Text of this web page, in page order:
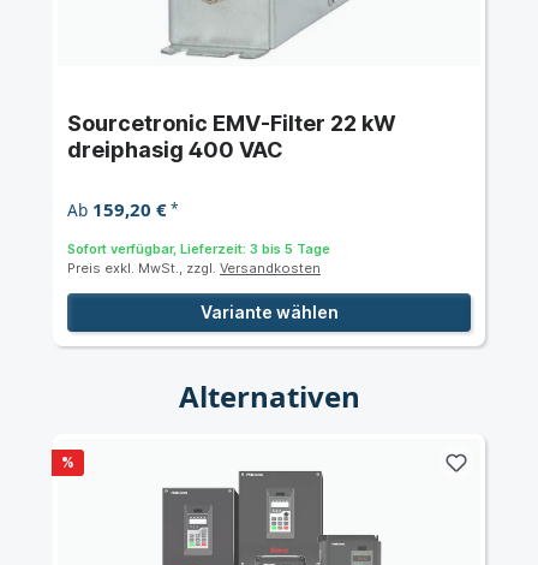
Sourcetronic EMV-Filter 22 kW
dreiphasig 400 VAC
Ab 159,20 €*
Sofort verfügbar, Lieferzeit: 3 bis 5 Tage
Preis exkl. MwSt., zzgl. Versandkosten
Variante wählen
Alternativen
%